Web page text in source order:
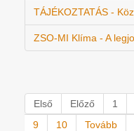
TÁJÉKOZTATÁS -
ZSO-MI Klíma - A
Első Előző 1
9
10 Tovább